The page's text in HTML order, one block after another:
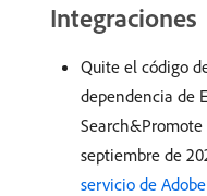
Integraciones
Quite el código
dependencia de
septiembre de
servicio de